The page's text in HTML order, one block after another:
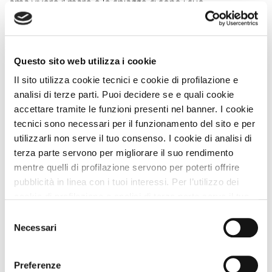
Questo sito web utilizza i cookie
Il sito utilizza cookie tecnici e cookie di profilazione e
analisi di terze parti. Puoi decidere se e quali cookie
accettare tramite le funzioni presenti nel banner. I cookie
tecnici sono necessari per il funzionamento del sito e per
utilizzarli non serve il tuo consenso. I cookie di analisi di
terza parte servono per migliorare il suo rendimento
mentre quelli di profilazione servono per poterti offrire
pubblicità in linea con i tuoi interessi. Per l’utilizzo dei
senza accettare” verranno installati solo i cookie tecnici.
Cliccando il pulsante “Accetta tutto” acconsenti all’utilizzo
di tutti i cookie. Cliccando il pulsante “mostra dettagli”
troverai le varie categorie di cookie e potrai accettare o
delNecessari
Preferenze
Cosa fare con il cane?
Idee di Viaggio A DOG
Vivere gli eventi in Puglia con il cane - la Notte della
Taranta6 Km
Alla scoperta di Dolmen e Menhir con il cane: le
sacre pietre del Salento 7 Km
Visitare Melendugno con il cane 10 Km
Visitare Otranto con il cane 11 Km
Vedi tutti